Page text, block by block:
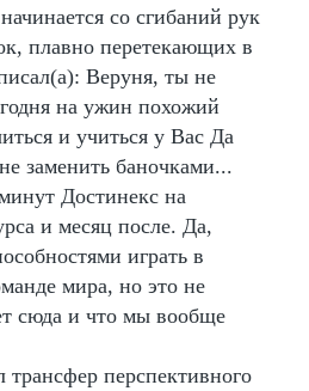
со сгибаний рук
плавно перетекающих в
Веруня, ты не
на ужин похожий
и учиться у Вас Да
заменить баночками...
Достинекс на
и месяц после. Да,
играть в
мира, но это не
сюда и что мы вообще
перспективного